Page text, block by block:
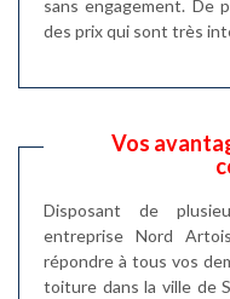
sans engagement. De
des prix qui sont très
Vos
Disposant de
entreprise Nord
répondre à tous vos
toiture dans la ville de